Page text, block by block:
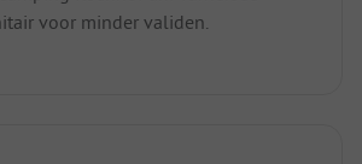
voor minder validen.